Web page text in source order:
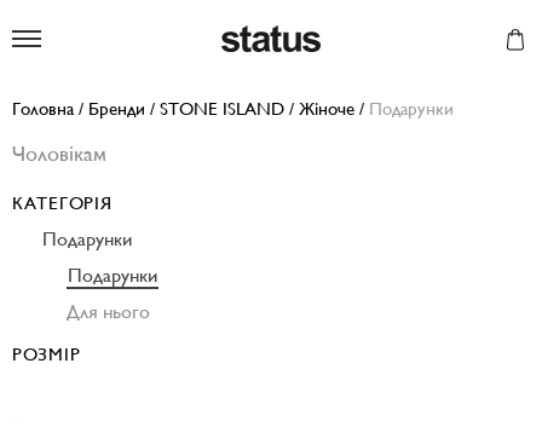
Головна / Бренди / STONE ISLAND / Жіноче / Подарунки
Чоловікам
КАТЕГОРІЯ
Подарунки
Подарунки
Для нього
РОЗМІР